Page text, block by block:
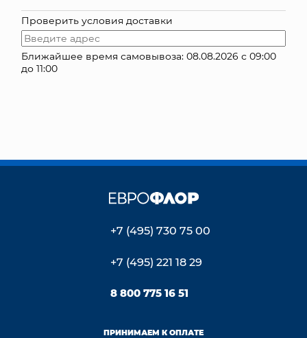
Проверить условия доставки
Ближайшее время самовывоза: 08.08.2026 с 09:00
до 11:00
+7 (495) 730 75 00
+7 (495) 221 18 29
8 800 775 16 51
ПРИНИМАЕМ К ОПЛАТЕ